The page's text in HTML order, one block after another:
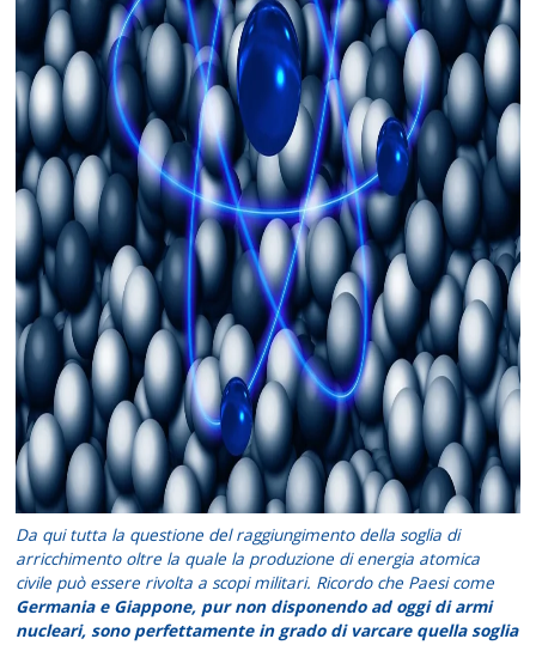
Da qui tutta la questione del raggiungimento della soglia di
arricchimento oltre la quale la produzione di energia atomica
civile può essere rivolta a scopi militari. Ricordo che Paesi come
Germania e Giappone, pur non disponendo ad oggi di armi
nucleari, sono perfettamente in grado di varcare quella soglia